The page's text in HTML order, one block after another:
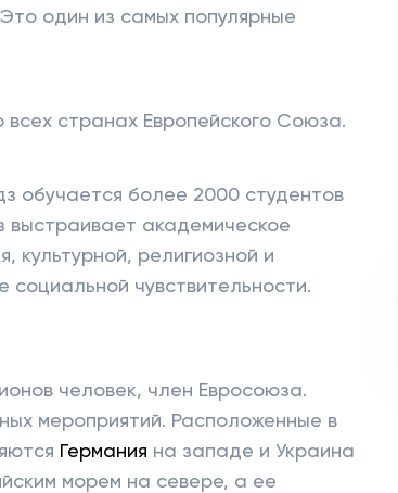
один из самых популярные
странах Европейского Союза.
обучается более 2000 студентов
выстраивает академическое
культурной, религиозной и
чувствительности.
человек, член Евросоюза.
мероприятий. Расположенные в
Германия на западе и Украина
морем на севере, а ее